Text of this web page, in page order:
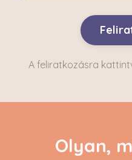
A feliratkozásra
Olyan,